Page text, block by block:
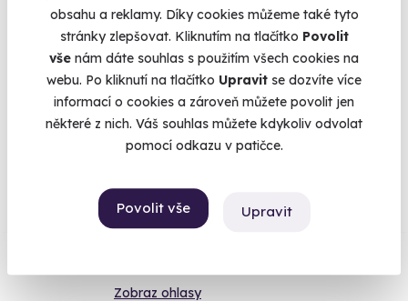
obsahu a reklamy. Díky cookies můžeme také tyto
stránky zlepšovat. Kliknutím na tlačítko Povolit
vše nám dáte souhlas s použitím všech cookies na
webu. Po kliknutí na tlačítko Upravit se dozvíte více
informací o cookies a zároveň můžete povolit jen
některé z nich. Váš souhlas můžete kdykoliv odvolat
pomocí odkazu v patičce.
Povolit vše Upravit
hostinou. Buďte odvážní a zabalte letos do vánočního papíru
Naheureka.cz máme
Zobraz ohlasy